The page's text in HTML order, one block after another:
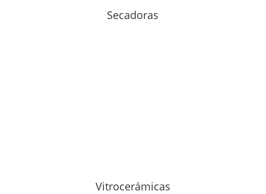
Secadoras
Vitrocerámicas